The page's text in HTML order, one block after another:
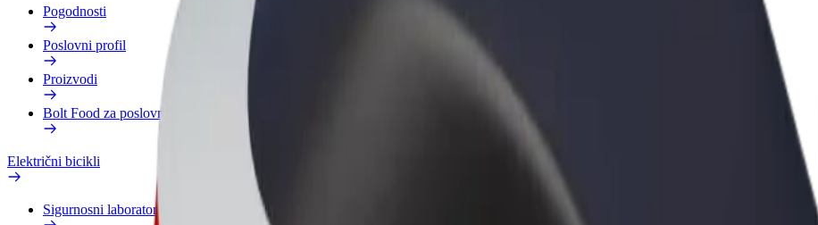
Pogodnosti
Poslovni profil
Proizvodi
Bolt Food za poslovne korisnike
Električni bicikli
Sigurnosni laboratorij